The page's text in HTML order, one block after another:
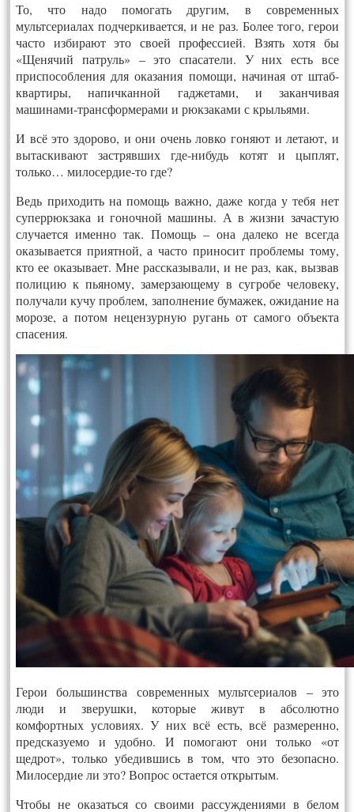
То, что надо помогать другим, в современных
мультсериалах подчеркивается, и не раз. Более того, герои
часто избирают это своей профессией. Взять хотя бы
«Щенячий патруль» – это спасатели. У них есть все
приспособления для оказания помощи, начиная от штаб-
квартиры, напичканной гаджетами, и заканчивая
машинами-трансформерами и рюкзаками с крыльями.
И всё это здорово, и они очень ловко гоняют и летают, и
вытаскивают застрявших где-нибудь котят и цыплят,
только… милосердие-то где?
Ведь приходить на помощь важно, даже когда у тебя нет
суперрюкзака и гоночной машины. А в жизни зачастую
случается именно так. Помощь – она далеко не всегда
оказывается приятной, а часто приносит проблемы тому,
кто ее оказывает. Мне рассказывали, и не раз, как, вызвав
полицию к пьяному, замерзающему в сугробе человеку,
получали кучу проблем, заполнение бумажек, ожидание на
морозе, а потом нецензурную ругань от самого объекта
спасения.
Герои большинства современных мультсериалов – это
люди и зверушки, которые живут в абсолютно
комфортных условиях. У них всё есть, всё размеренно,
предсказуемо и удобно. И помогают они только «от
щедрот», только убедившись в том, что это безопасно.
Милосердие ли это? Вопрос остается открытым.
Чтобы не оказаться со своими рассуждениями в белом